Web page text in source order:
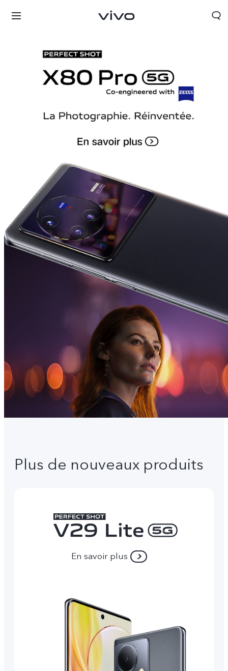
France | Sélectionnez un pays / une région
Plus de nouveaux produits
En savoir plus